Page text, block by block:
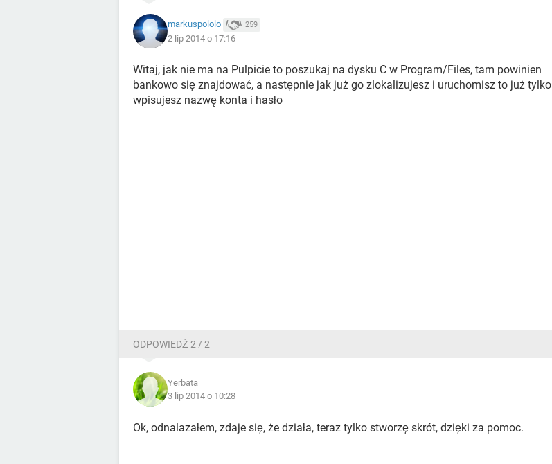
markuspololo 259
2 lip 2014 o 17:16
Witaj, jak nie ma na Pulpicie to poszukaj na dysku C w Program/Files, tam powinien
bankowo się znajdować, a następnie jak już go zlokalizujesz i uruchomisz to już tylko
wpisujesz nazwę konta i hasło
ODPOWIEDŹ 2 / 2
Yerbata
3 lip 2014 o 10:28
Ok, odnalazałem, zdaje się, że działa, teraz tylko stworzę skrót, dzięki za pomoc.